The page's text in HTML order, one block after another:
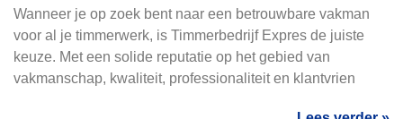
Wanneer je op zoek bent naar een betrouwbare vakman
voor al je timmerwerk, is Timmerbedrijf Expres de juiste
keuze. Met een solide reputatie op het gebied van
vakmanschap, kwaliteit, professionaliteit en klantvrien